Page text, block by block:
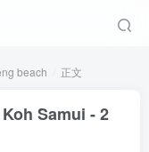
beach 正文
Samui - 2